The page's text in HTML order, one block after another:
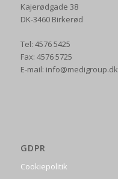
Kajerødgade 38
DK-3460 Birkerød
Tel: 4576 5425
Fax: 4576 5725
E-mail: info@medigroup.dk
GDPR
Cookiepolitik